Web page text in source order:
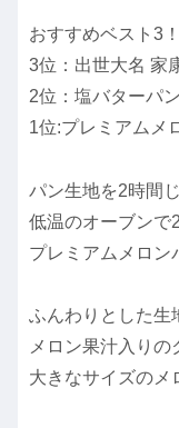
おすすめベスト3！
3位：出世大名 家
2位：塩バターパ
1位:プレミアム
パン生地を2時間
低温のオーブンで
プレミアムメロン
ふんわりとした生
メロン果汁入り
大きなサイズのメ